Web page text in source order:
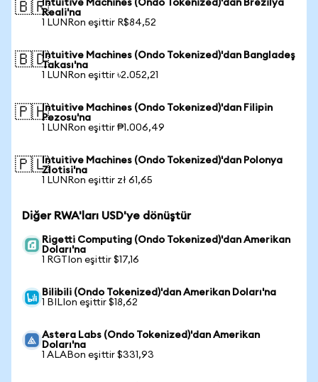
🇧🇷Intuitive Machines (Ondo Tokenized)'dan Brezilya
Reali'na
1 LUNRon eşittir R$84,52
🇧🇩Intuitive Machines (Ondo Tokenized)'dan Bangladeş
Takası'na
1 LUNRon eşittir ৳2.052,21
🇵🇭Intuitive Machines (Ondo Tokenized)'dan Filipin
Pezosu'na
1 LUNRon eşittir ₱1.006,49
🇵🇱Intuitive Machines (Ondo Tokenized)'dan Polonya
Zlotisi'na
1 LUNRon eşittir zł 61,65
Diğer RWA'ları USD'ye dönüştür
Rigetti Computing (Ondo Tokenized)'dan Amerikan
Doları'na
1 RGTIon eşittir $17,16
Bilibili (Ondo Tokenized)'dan Amerikan Doları'na
1 BILIon eşittir $18,62
Astera Labs (Ondo Tokenized)'dan Amerikan
Doları'na
1 ALABon eşittir $331,93